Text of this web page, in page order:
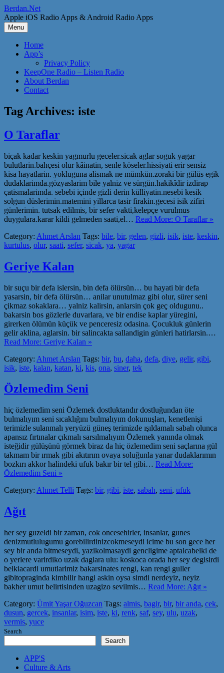
Skip
to
content
Berdan.Net
Apple iOS Radio Apps & Android Radio Apps
Menu
Home
App’s
Privacy Policy
KeepOne Radio – Listen Radio
About Berdan
Contact
Tag Archives: iste
O Taraflar
biçak kadar keskin yagmurlu geceler.sicak aglar soguk yagar
bulutlarin.bahçesi olur kâinatin, senle köseler.hissiyati erir sensiz
kisa hayatlarin. yokluguna alismak ne mümkün.zoraki bir gülüs egik
dudaklarimda.gözyaslarim bile yalniz ve sürgün.hakikîdir izdirap
çatismalarimda. sebebi içinde gizli derin külliyatin.nesebi kesik
solgun düslerimin.matemini yillarca tasir firakin.gecesi isik zifiri
günlerimin. tutsak edilmis, bir sefer vakti,kelepçe vurulmus
duygulara.karar kildi gelmeden saati,el… Read More: O Taraflar »
Category: Ahmet Arslan Tags: bile, bir, gelen, gizli, isik, iste, keskin,
kurtulus, olur, saati, sefer, sicak, ya, yagar
Geriye Kalan
bir suçu bir defa islersin, bin defa ölürsün… bu hayati bir defa
yasarsin, bir defa ölürsün… anilar unutulmaz gibi olur, sürer seni
çikmaz sokaklara… yalniz kalirsin, anlarsin çok geç oldugunu..
bakarsin bos gözlerle duvarlara, ve bir endise kaplar yüregini,
girerken ölümün küçük ve penceresiz odasina. Çocukluk günlerin
gelir aklina, aglarsin. bir salincakta sallandigin günleri hatirlarsin.…
Read More: Geriye Kalan »
Category: Ahmet Arslan Tags: bir, bu, daha, defa, diye, gelir, gibi,
isik, iste, kalan, katan, ki, kis, ona, siner, tek
Özlemedim Seni
hiç özlemedim seni Özlemek dostluktandır dostluğundan öte
bulmalıyım seni sıcaklığını bulmalıyım dokunuşları, kenetlenişi
terimizle sulanmalı yeryüzü güneş terimizde ışıldamalı sabah olunca
apansız fırtınalar çıkmalı sarsılmalıyım Özlemek yanında olmak
isteğidir gülüşünü görmek biraz da hiç özlemedim seni saçlarına gül
takmam bir ırmak gibi akıtırım ovaya soluğunla yanar dudaklarımın
bozkırı akkor halindeki ufuk bakır bir tel gibi… Read More:
Özlemedim Seni »
Category: Ahmet Telli Tags: bir, gibi, iste, sabah, seni, ufuk
Ağıt
her sey guzeldi bir zaman, cok oncesehirler, insanlar, gunes
denizmutlulugumu gorebilirdinizcokmeseydi icime bu son gece her
sey bir anda bitmeseydi, yazikolmasaydi gencligime aptalcabelki de
o yerlere varirdiko uzak daglara ulu: koskoca orada her sey degisirdi
belkiacardi umutlarimiz bakarsinates rengi, kan rengi guller
gibitopraginda kimbilir hangi askin oysa simdi nerdeyiz, neyiz
bakher umut belirtisinden uzagizo sevilmis… Read More: Ağıt »
Category: Ümit Yaşar Oğuzcan Tags: almis, bagir, bir, bir anda, cek,
dusun, gercek, insanlar, isim, iste, ki, renk, saf, sey, ulu, uzak,
vermis, yuce
Search
Search
APP'S
Culture & Arts